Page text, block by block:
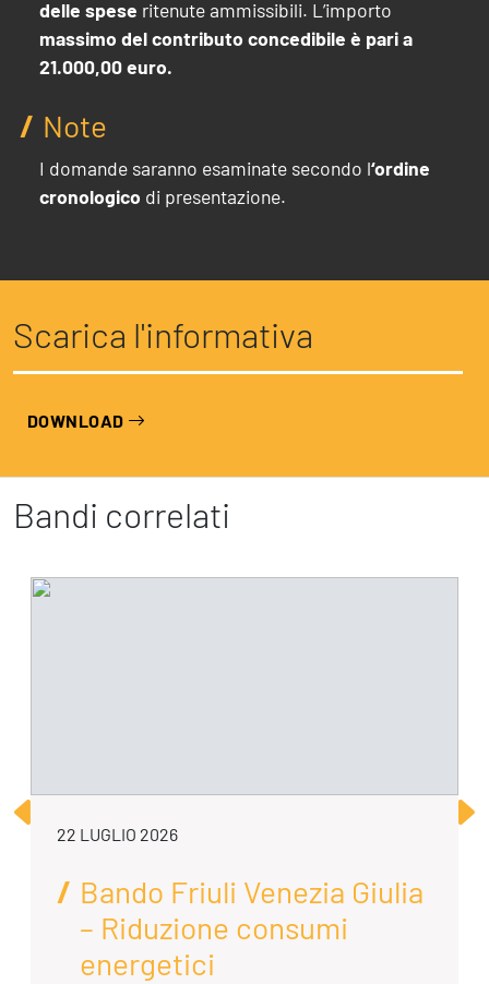
delle spese ritenute ammissibili. L’importo
massimo del contributo concedibile è pari a
21.000,00 euro.
Note
I domande saranno esaminate secondo l‘ordine
cronologico di presentazione.
Scarica l'informativa
DOWNLOAD
Bandi correlati
22 LUGLIO 2026
Bando Friuli Venezia Giulia
– Riduzione consumi
energetici